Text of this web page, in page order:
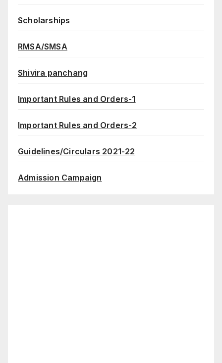
Scholarships
RMSA/SMSA
Shivira panchang
Important Rules and Orders-1
Important Rules and Orders-2
Guidelines/Circulars 2021-22
Admission Campaign